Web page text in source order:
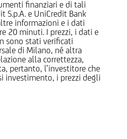
finanziari e di tali
e UniCredit Bank
informazioni e i dati
20 minuti. I prezzi, i dati e
sono stati verificati
di Milano, né altra
alla correttezza,
pertanto, l’investitore che
investimento, i prezzi degli